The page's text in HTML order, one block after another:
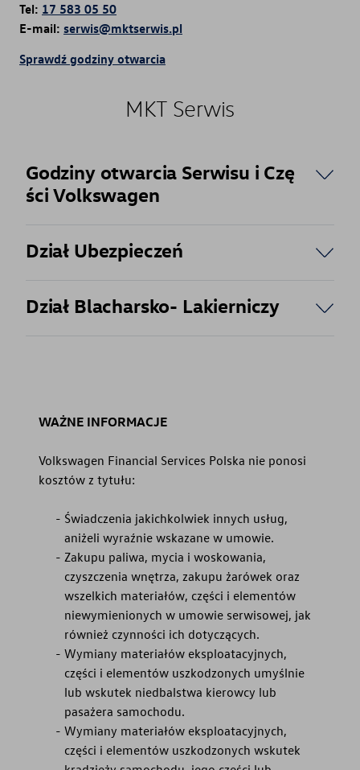
Tel: 17 583 05 50
E-mail: serwis@mktserwis.pl
Sprawdź godziny otwarcia
MKT Serwis
Godziny otwarcia Serwisu i Czę
ści Volkswagen
Dział Ubezpieczeń
Dział Blacharsko- Lakierniczy
WAŻNE INFORMACJE
Volkswagen Financial Services Polska nie ponosi
kosztów z tytułu:
Świadczenia jakichkolwiek innych usług,
aniżeli wyraźnie wskazane w umowie.
Zakupu paliwa, mycia i woskowania,
czyszczenia wnętrza, zakupu żarówek oraz
wszelkich materiałów, części i elementów
niewymienionych w umowie serwisowej, jak
również czynności ich dotyczących.
Wymiany materiałów eksploatacyjnych,
części i elementów uszkodzonych umyślnie
lub wskutek niedbalstwa kierowcy lub
pasażera samochodu.
Wymiany materiałów eksploatacyjnych,
części i elementów uszkodzonych wskutek